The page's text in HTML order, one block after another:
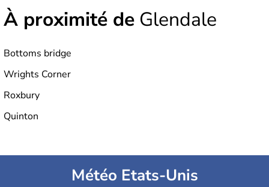
À proximité de Glendale
Bottoms bridge
Wrights Corner
Roxbury
Quinton
Météo Etats-Unis